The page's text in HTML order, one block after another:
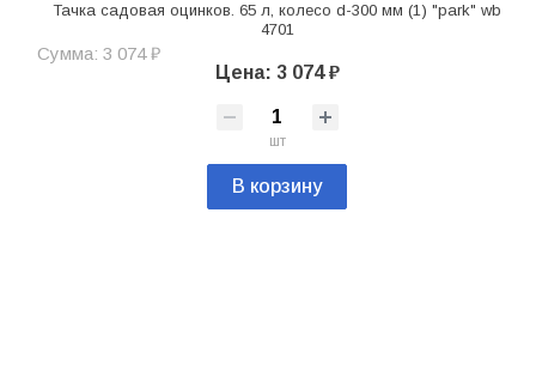
Тачка садовая оцинков. 65 л, колесо d-300 мм (1) "park" wb
4701
Сумма: 3 074 ₽
Цена: 3 074 ₽
шт
В корзину